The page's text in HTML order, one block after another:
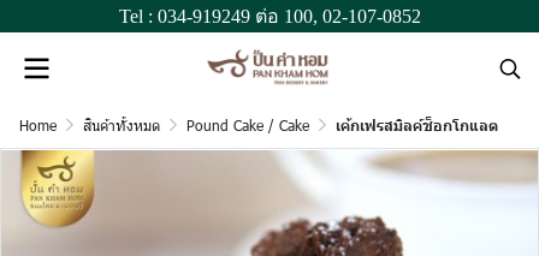
Tel : 034-919249ต่อ 100, 02-107-0852
Home สินค้าทั้งหมด Pound Cake / Cake เค้กเฟรสมิลค์ช็อกโกแลต